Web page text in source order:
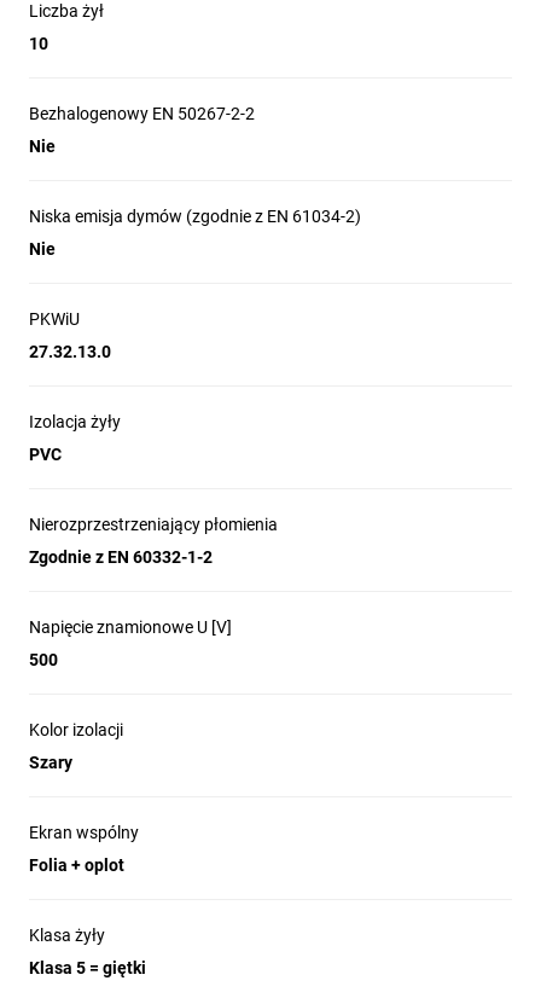
Liczba żył
10
Bezhalogenowy EN 50267-2-2
Nie
Niska emisja dymów (zgodnie z EN 61034-2)
Nie
PKWiU
27.32.13.0
Izolacja żyły
PVC
Nierozprzestrzeniający płomienia
Zgodnie z EN 60332-1-2
Napięcie znamionowe U [V]
500
Kolor izolacji
Szary
Ekran wspólny
Folia + oplot
Klasa żyły
Klasa 5 = giętki